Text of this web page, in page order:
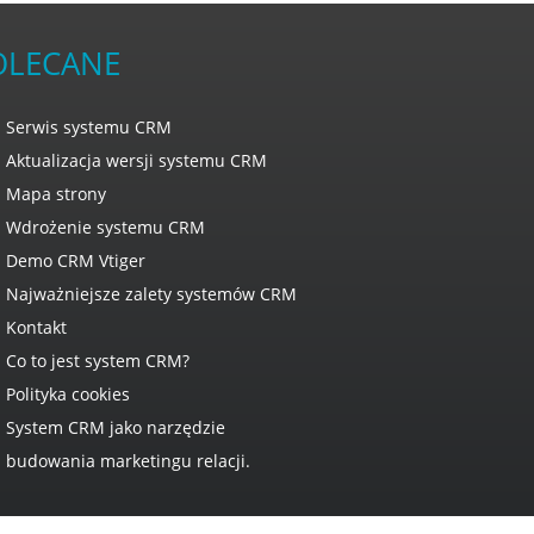
Serwis systemu CRM
Aktualizacja wersji systemu CRM
Mapa strony
Wdrożenie systemu CRM
Demo CRM Vtiger
Najważniejsze zalety systemów CRM
Kontakt
Co to jest system CRM?
Polityka cookies
System CRM jako narzędzie
budowania marketingu relacji.